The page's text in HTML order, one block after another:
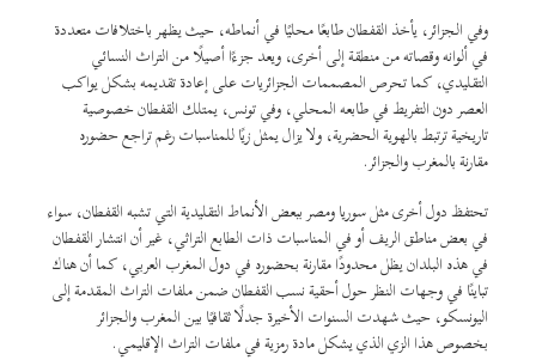
وفي الجزائر، يأخذ القفطان طابعًا محليًا في أنماطه، حيث يظهر باختلافات متعددة
في ألوانه وقصاته من منطقة إلى أخرى، ويعد جزءًا أصيلًا من التراث النسائي
التقليدي، كما تحرص المصممات الجزائريات على إعادة تقديمه بشكل يواكب
العصر دون التفريط في طابعه المحلي، وفي تونس، يمتلك القفطان خصوصية
تاريخية ترتبط بالهوية الحضرية، ولا يزال يمثل زيًا للمناسبات رغم تراجع حضوره
مقارنة بالمغرب والجزائر.
تحتفظ دول أخرى مثل سوريا ومصر ببعض الأنماط التقليدية التي تشبه القفطان، سواء
في بعض مناطق الريف أو في المناسبات ذات الطابع التراثي، غير أن انتشار القفطان
في هذه البلدان يظل محدودًا مقارنة بحضوره في دول المغرب العربي، كما أن هناك
تباينًا في وجهات النظر حول أحقية نسب القفطان ضمن ملفات التراث المقدمة إلى
اليونسكو، حيث شهدت السنوات الأخيرة جدلًا ثقافيًا بين المغرب والجزائر
بخصوص هذا الزي الذي يشكل مادة رمزية في ملفات التراث الإقليمي.